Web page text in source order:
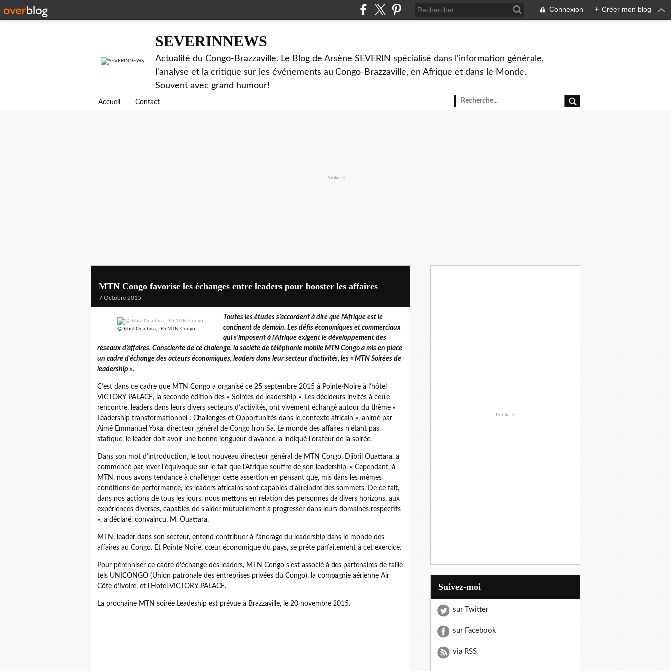
Connexion + Créer mon blog
SEVERINNEWS
Actualité du Congo-Brazzaville. Le Blog de Arsène SEVERIN spécialisé dans l'information générale,
l'analyse et la critique sur les événements au Congo-Brazzaville, en Afrique et dans le Monde.
Souvent avec grand humour!
Accueil Contact
Publicité
MTN Congo favorise les échanges entre leaders pour booster les affaires
7 Octobre 2015
@Djibril Ouattara, DG MTN Congo
Toutes les études s’accordent à dire que l’Afrique est le
continent de demain. Les défis économiques et commerciaux
qui s’imposent à l’Afrique exigent le développement des
réseaux d’affaires. Consciente de ce chalenge, la société de téléphonie mobile MTN Congo a mis en place
un cadre d’échange des acteurs économiques, leaders dans leur secteur d’activités, les « MTN Soirées de
leadership ».
C’est dans ce cadre que MTN Congo a organisé ce 25 septembre 2015 à Pointe-Noire à l’hôtel
VICTORY PALACE, la seconde édition des « Soirées de leadership ». Les décideurs invités à cette
rencontre, leaders dans leurs divers secteurs d’activités, ont vivement échangé autour du thème «
Leadership transformationnel : Challenges et Opportunités dans le contexte africain », animé par
Aimé Emmanuel Yoka, directeur général de Congo Iron Sa. Le monde des affaires n’étant pas
statique, le leader doit avoir une bonne longueur d’avance, a indiqué l’orateur de la soirée.
Dans son mot d’introduction, le tout nouveau directeur général de MTN Congo, Djibril Ouattara, a
commencé par lever l’équivoque sur le fait que l’Afrique souffre de son leadership. « Cependant, à
MTN, nous avons tendance à challenger cette assertion en pensant que, mis dans les mêmes
conditions de performance, les leaders africains sont capables d’atteindre des sommets. De ce fait,
dans nos actions de tous les jours, nous mettons en relation des personnes de divers horizons, aux
expériences diverses, capables de s’aider mutuellement à progresser dans leurs domaines respectifs
», a déclaré, convaincu, M. Ouattara.
MTN, leader dans son secteur, entend contribuer à l’ancrage du leadership dans le monde des
affaires au Congo. Et Pointe Noire, cœur économique du pays, se prête parfaitement à cet exercice.
Pour pérenniser ce cadre d’échange des leaders, MTN Congo s’est associé à des partenaires de taille
tels UNICONGO (Union patronale des entreprises privées du Congo), la compagnie aérienne Air
Côte d’Ivoire, et l’Hotel VICTORY PALACE.
La prochaine MTN soirée Leadeship est prévue à Brazzaville, le 20 novembre 2015.
Publicité
Suivez-moi
sur Twitter
sur Facebook
via RSS